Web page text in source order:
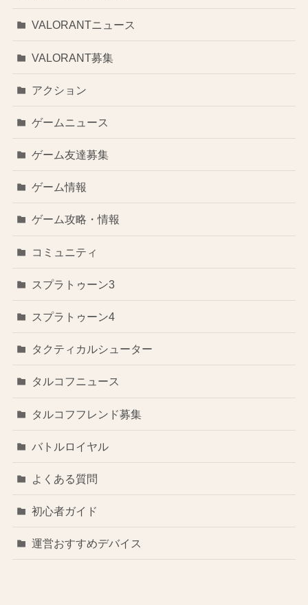
VALORANTニュース
VALORANT募集
アクション
ゲームニュース
ゲーム友達募集
ゲーム情報
ゲーム攻略・情報
コミュニティ
スプラトゥーン3
スプラトゥーン4
タクティカルシューター
タルコフニュース
タルコフフレンド募集
バトルロイヤル
よくある質問
初心者ガイド
運営おすすめデバイス